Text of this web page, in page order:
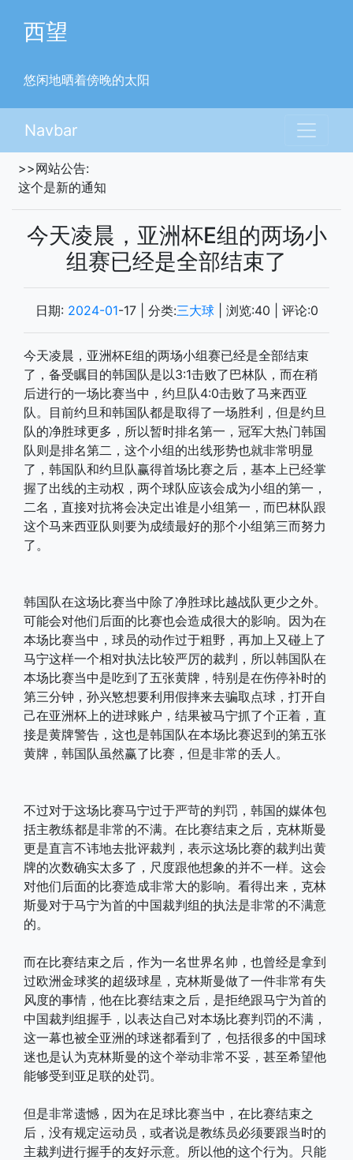
西望
悠闲地晒着傍晚的太阳
Navbar
>>网站公告:
这个是新的通知
今天凌晨，亚洲杯E组的两场小
组赛已经是全部结束了
日期: 2024-01-17| 分类:三大球| 浏览:40 | 评论:0
今天凌晨，亚洲杯E组的两场小组赛已经是全部结束
了，备受瞩目的韩国队是以3:1击败了巴林队，而在稍
后进行的一场比赛当中，约旦队4:0击败了马来西亚
队。目前约旦和韩国队都是取得了一场胜利，但是约旦
队的净胜球更多，所以暂时排名第一，冠军大热门韩国
队则是排名第二，这个小组的出线形势也就非常明显
了，韩国队和约旦队赢得首场比赛之后，基本上已经掌
握了出线的主动权，两个球队应该会成为小组的第一，
二名，直接对抗将会决定出谁是小组第一，而巴林队跟
这个马来西亚队则要为成绩最好的那个小组第三而努力
了。
韩国队在这场比赛当中除了净胜球比越战队更少之外。
可能会对他们后面的比赛也会造成很大的影响。因为在
本场比赛当中，球员的动作过于粗野，再加上又碰上了
马宁这样一个相对执法比较严厉的裁判，所以韩国队在
本场比赛当中是吃到了五张黄牌，特别是在伤停补时的
第三分钟，孙兴慜想要利用假摔来去骗取点球，打开自
己在亚洲杯上的进球账户，结果被马宁抓了个正着，直
接是黄牌警告，这也是韩国队在本场比赛迟到的第五张
黄牌，韩国队虽然赢了比赛，但是非常的丢人。
不过对于这场比赛马宁过于严苛的判罚，韩国的媒体包
括主教练都是非常的不满。在比赛结束之后，克林斯曼
更是直言不讳地去批评裁判，表示这场比赛的裁判出黄
牌的次数确实太多了，尺度跟他想象的并不一样。这会
对他们后面的比赛造成非常大的影响。看得出来，克林
斯曼对于马宁为首的中国裁判组的执法是非常的不满意
的。
而在比赛结束之后，作为一名世界名帅，也曾经是拿到
过欧洲金球奖的超级球星，克林斯曼做了一件非常有失
风度的事情，他在比赛结束之后，是拒绝跟马宁为首的
中国裁判组握手，以表达自己对本场比赛判罚的不满，
这一幕也被全亚洲的球迷都看到了，包括很多的中国球
迷也是认为克林斯曼的这个举动非常不妥，甚至希望他
能够受到亚足联的处罚。
但是非常遗憾，因为在足球比赛当中，在比赛结束之
后，没有规定运动员，或者说是教练员必须要跟当时的
主裁判进行握手的友好示意。所以他的这个行为。只能